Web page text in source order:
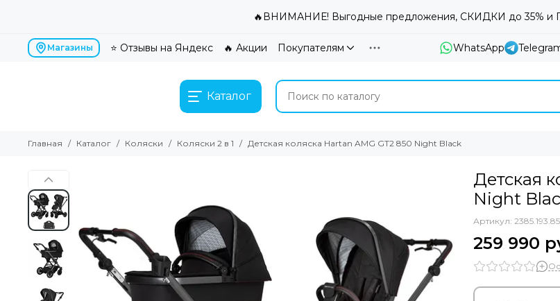
🔥ВНИМАНИЕ! Выгодные предложения, СКИДКИ до 35%
Магазины ⭐ Отзывы на Яндекс 🔥 Акции Покупателям WhatsApp
Каталог
Главная Каталог Коляски Коляски 2 в 1 Детская коляска Hartan AMG GT2 850 Night Black
Детская
Night
Артикул:
259 990